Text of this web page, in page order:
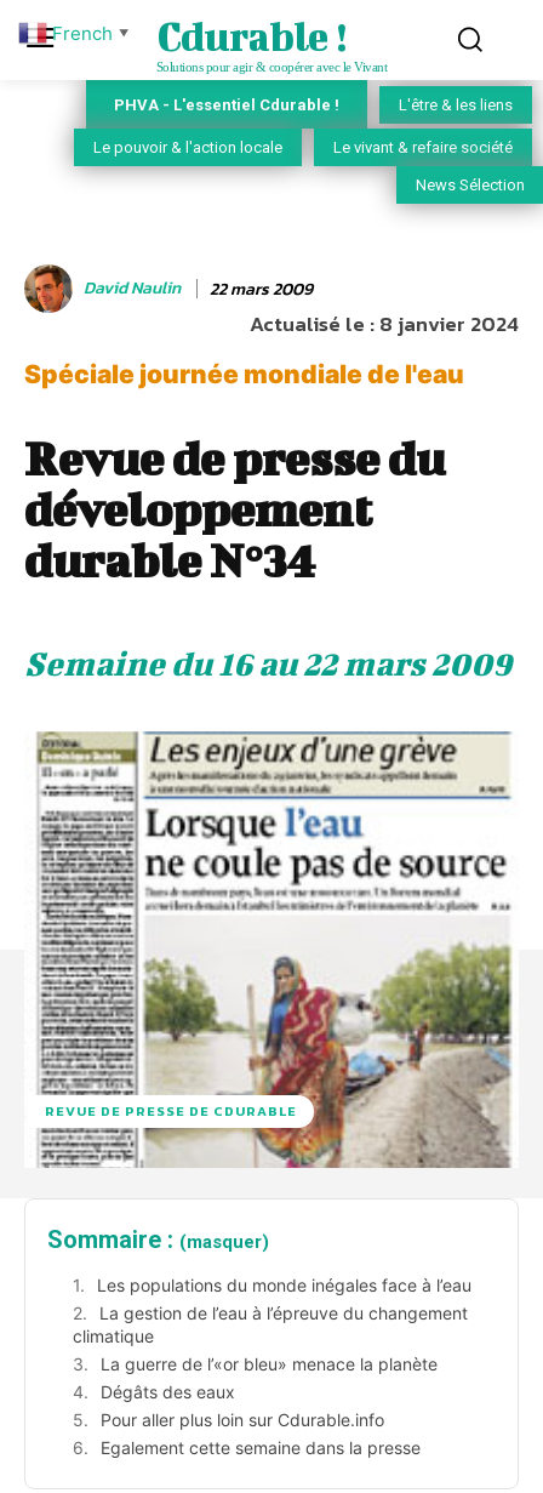
Cdurable !
Solutions pour agir & coopérer avec le Vivant
PHVA - L'essentiel Cdurable ! L'être & les liens
Le pouvoir & l'action locale Le vivant & refaire société
News Sélection
David Naulin 22 mars 2009
Actualisé le :8 janvier 2024
Spéciale journée mondiale de l'eau
Revue de presse du
développement
durable N°34
Semaine du 16 au 22 mars 2009
REVUE DE PRESSE DE CDURABLE
Sommaire : (masquer)
Les populations du monde inégales face à l’eau
La gestion de l’eau à l’épreuve du changement
climatique
La guerre de l’«or bleu» menace la planète
Dégâts des eaux
Pour aller plus loin sur Cdurable.info
Egalement cette semaine dans la presse
French ▼